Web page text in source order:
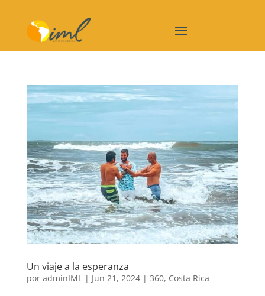
Un viaje a la esperanza
por adminIML | Jun 21, 2024| 360, Costa Rica